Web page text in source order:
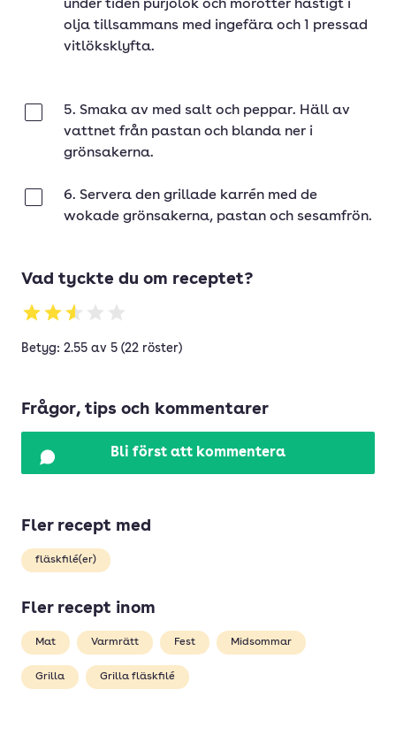
under tiden purjolök och morötter hastigt i
olja tillsammans med ingefära och 1 pressad
vitlöksklyfta.
5. Smaka av med salt och peppar. Häll av
vattnet från pastan och blanda ner i
grönsakerna.
6. Servera den grillade karrén med de
wokade grönsakerna, pastan och sesamfrön.
Vad tyckte du om receptet?
Betyg: 2.55 av 5 (22 röster)
Frågor, tips och kommentarer
Bli först att kommentera
Fler recept med
fläskfilé(er)
Fler recept inom
Mat Varmrätt Fest Midsommar
Grilla Grilla fläskfilé